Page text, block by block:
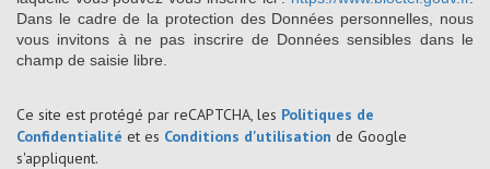
Dans le cadre de la protection des Données personnelles, nous
vous invitons à ne pas inscrire de Données sensibles dans le
champ de saisie libre.
Ce site est protégé par reCAPTCHA, les Politiques de
Confidentialité et es Conditions d'utilisation de Google
s'appliquent.